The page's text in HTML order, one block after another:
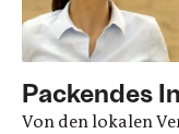
Packendes
Von den lokalen